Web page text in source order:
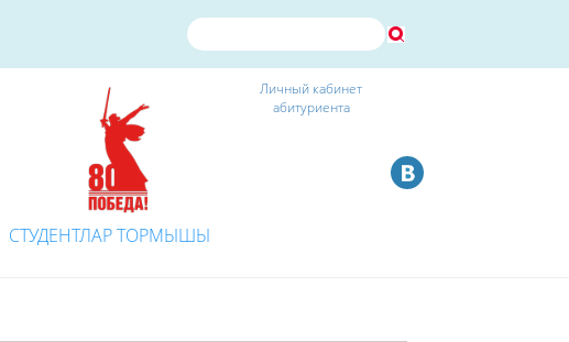
Личный кабинет
абитуриента
СТУДЕНТЛАР ТОРМЫШЫ